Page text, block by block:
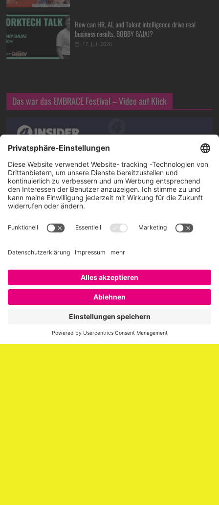
How can HR, AI, and Talent Intelligence drive real
business results, BOBBY BAJAJ?
17. Juli 2026
Das war das EMBRACE Festival – Video auf Klick
Über SAATKORN
SAATKORN ist der Blog von Gero Hesse. Seit 2009 schreibt
er über die Themen Employer Branding,